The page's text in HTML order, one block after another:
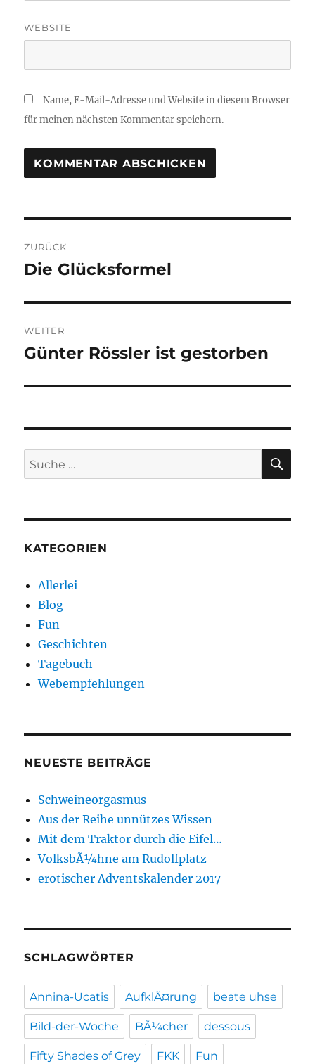
WEBSITE
Name, E-Mail-Adresse und Website in diesem Browser
für meinen nächsten Kommentar speichern.
ZURÜCK
Vorheriger
Die Glücksformel
WEITER
Nächster
Günter Rössler ist gestorben
Suche
nach:
KATEGORIEN
Allerlei
Blog
Fun
Geschichten
Tagebuch
Webempfehlungen
NEUESTE BEITRÄGE
Schweineorgasmus
Aus der Reihe unnützes Wissen
Mit dem Traktor durch die Eifel…
VolksbÃ¼hne am Rudolfplatz
erotischer Adventskalender 2017
SCHLAGWÖRTER
Annina-Ucatis AufklÃ¤rung beate uhse
Bild-der-Woche BÃ¼cher dessous
Fifty Shades of Grey FKK Fun